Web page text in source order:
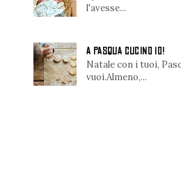
l'avesse...
A PASQUA CUCINO IO!
Natale con i tuoi,
vuoi.Almeno,...